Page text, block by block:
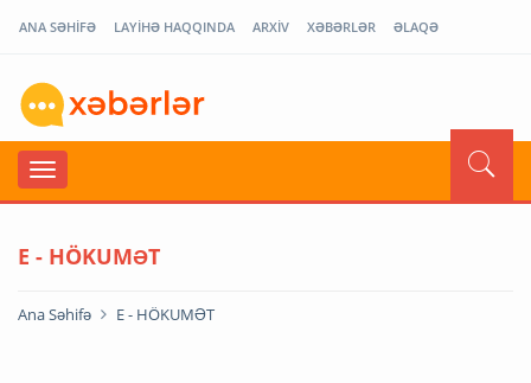
ANA SƏHİFƏ LAYİHƏ HAQQINDA ARXİV XƏBƏRLƏR ƏLAQƏ
E - HÖKUMƏT
Ana Səhifə E - HÖKUMƏT